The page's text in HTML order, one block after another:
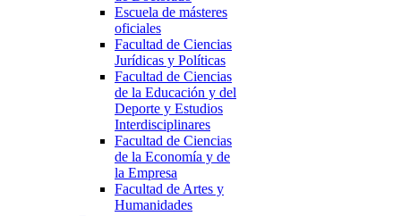
Escuela de másteres
oficiales
Facultad de Ciencias
Jurídicas y Políticas
Facultad de Ciencias
de la Educación y del
Deporte y Estudios
Interdisciplinares
Facultad de Ciencias
de la Economía y de
la Empresa
Facultad de Artes y
Humanidades